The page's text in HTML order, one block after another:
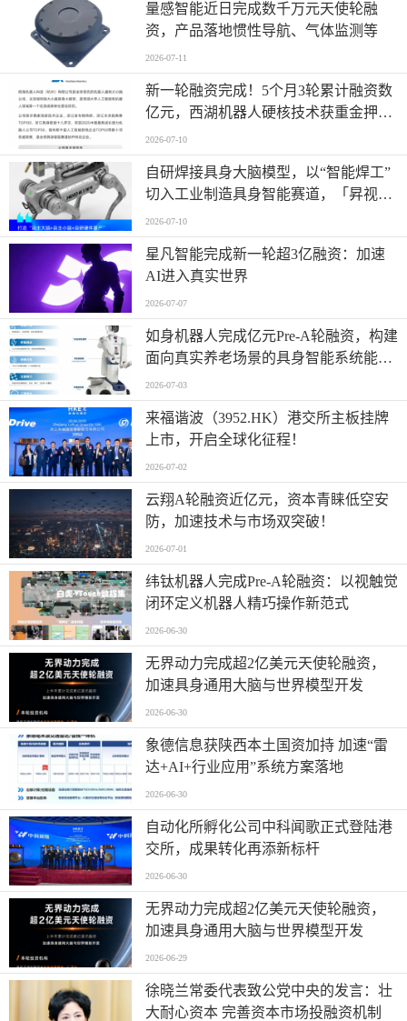
量感智能近日完成数千万元天使轮融
资，产品落地惯性导航、气体监测等
2026-07-11
新一轮融资完成！5个月3轮累计融资数
亿元，西湖机器人硬核技术获重金押
注！
2026-07-10
自研焊接具身大脑模型，以“智能焊工”
切入工业制造具身智能赛道，「昇视唯
盛」完成数亿元B轮融资
2026-07-10
星凡智能完成新一轮超3亿融资：加速
AI进入真实世界
2026-07-07
如身机器人完成亿元Pre-A轮融资，构建
面向真实养老场景的具身智能系统能力
平台
2026-07-03
来福谐波（3952.HK）港交所主板挂牌
上市，开启全球化征程！
2026-07-02
云翔A轮融资近亿元，资本青睐低空安
防，加速技术与市场双突破！
2026-07-01
纬钛机器人完成Pre-A轮融资：以视触觉
闭环定义机器人精巧操作新范式
2026-06-30
无界动力完成超2亿美元天使轮融资，
加速具身通用大脑与世界模型开发
2026-06-30
象德信息获陕西本土国资加持 加速“雷
达+AI+行业应用”系统方案落地
2026-06-30
自动化所孵化公司中科闻歌正式登陆港
交所，成果转化再添新标杆
2026-06-30
无界动力完成超2亿美元天使轮融资，
加速具身通用大脑与世界模型开发
2026-06-29
徐晓兰常委代表致公党中央的发言：壮
大耐心资本 完善资本市场投融资机制